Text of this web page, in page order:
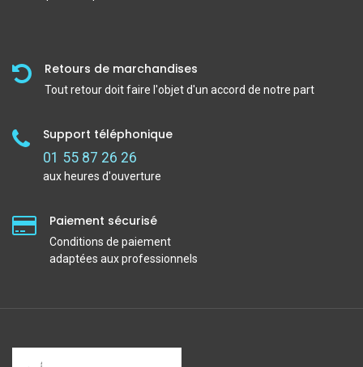
Retours de marchandises
Tout retour doit faire l'objet d'un accord de notre part
Support téléphonique
01 55 87 26 26
aux heures d'ouverture
Paiement sécurisé
Conditions de paiement
adaptées aux professionnels